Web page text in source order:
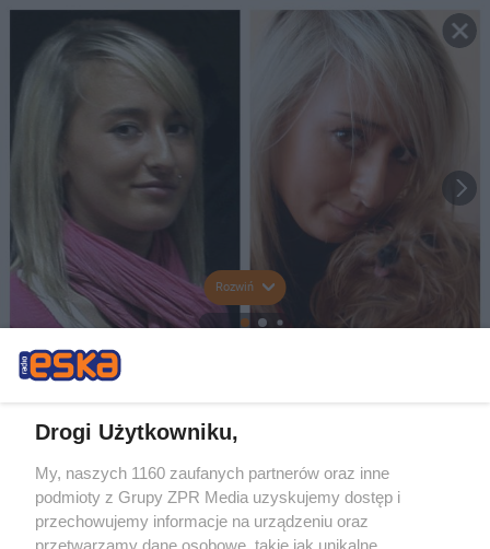
Rozwiń
Drogi Użytkowniku,
My, naszych 1160 zaufanych partnerów oraz inne
podmioty z Grupy ZPR Media uzyskujemy dostęp i
przechowujemy informacje na urządzeniu oraz
przetwarzamy dane osobowe, takie jak unikalne